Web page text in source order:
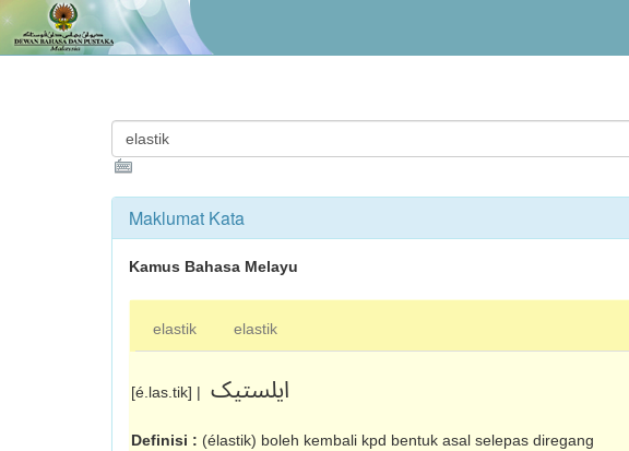
Maklumat Kata
Kamus Bahasa Melayu
elastik elastik
[é.las.tik] | ايلستيک
Definisi : (élastik) boleh kembali kpd bentuk asal selepas diregang